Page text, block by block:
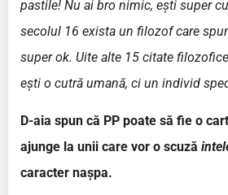
pastile! Nu ai bro nimic, ești super
secolul 16 exista un filozof care
super ok. Uite alte 15 citate
ești o cutră umană, ci un individ
D-aia spun că PP poate să fie o
ajunge la unii care vor o scuză
caracter nașpa.